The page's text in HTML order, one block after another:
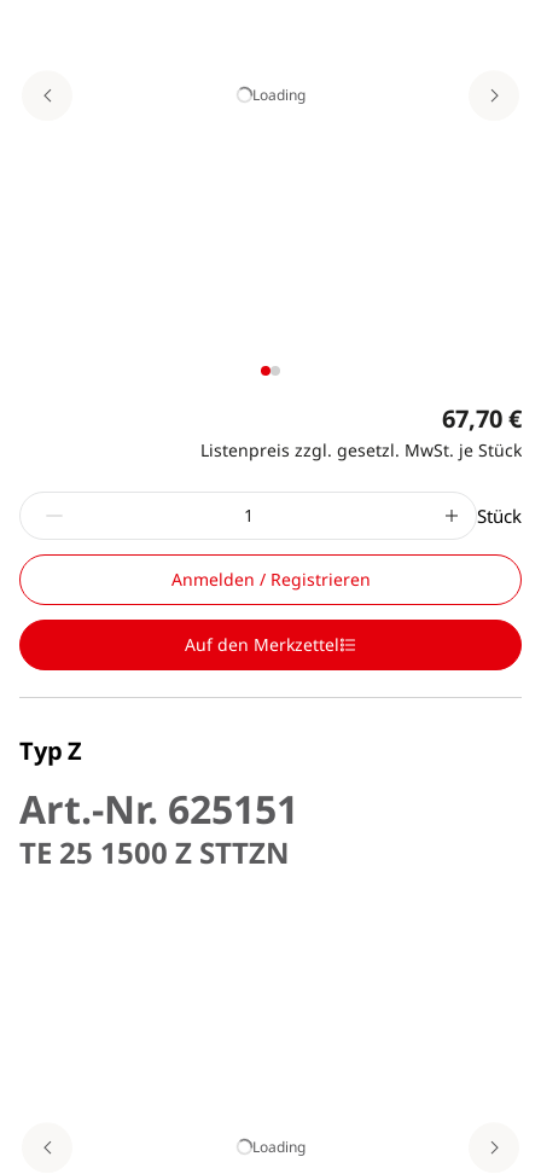
Loading
67,70 €
Listenpreis zzgl. gesetzl. MwSt. je Stück
Stück
Anmelden / Registrieren
Auf den Merkzettel
Typ Z
Art.-Nr. 625151
TE 25 1500 Z STTZN
Loading